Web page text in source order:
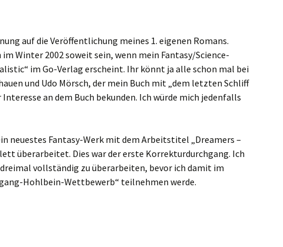
auf die Veröffentlichung meines 1. eigenen Romans.
Winter 2002 soweit sein, wenn mein Fantasy/Science-
im Go-Verlag erscheint. Ihr könnt ja alle schon mal bei
und Udo Mörsch, der mein Buch mit „dem letzten Schliff
an dem Buch bekunden. Ich würde mich jedenfalls
neuestes Fantasy-Werk mit dem Arbeitstitel „Dreamers –
überarbeitet. Dies war der erste Korrekturdurchgang. Ich
vollständig zu überarbeiten, bevor ich damit im
Hohlbein-Wettbewerb“ teilnehmen werde.